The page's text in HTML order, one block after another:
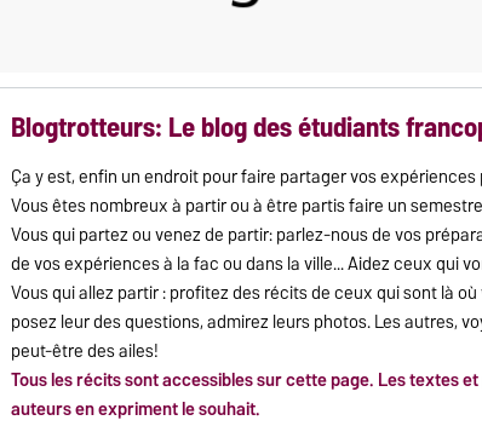
Blogtrotteurs: Le blog des étudiants
Ça y est, enfin un endroit pour faire partager vos
Vous êtes nombreux à partir ou à être partis faire un
Vous qui partez ou venez de partir: parlez-nous de vos
de vos expériences à la fac ou dans la ville... Aidez ceux qui
Vous qui allez partir : profitez des récits de ceux qui sont là
posez leur des questions, admirez leurs photos. Les autres,
peut-être des ailes!
Tous les récits sont accessibles sur cette page. Les textes
auteurs en expriment le souhait.